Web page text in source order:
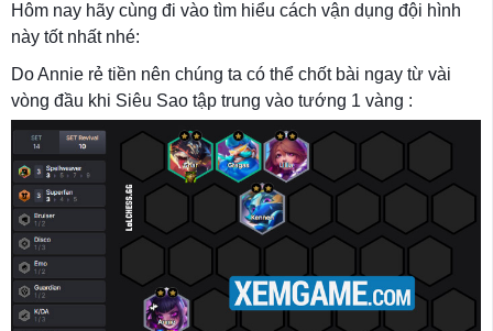
Hôm nay hãy cùng đi vào tìm hiểu cách vận dụng đội hình
này tốt nhất nhé:
Do Annie rẻ tiền nên chúng ta có thể chốt bài ngay từ vài
vòng đầu khi Siêu Sao tập trung vào tướng 1 vàng :